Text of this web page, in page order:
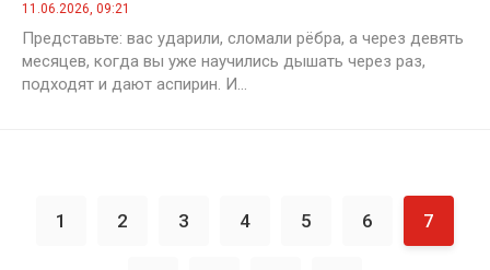
11.06.2026, 09:21
Представьте: вас ударили, сломали рёбра, а через девять
месяцев, когда вы уже научились дышать через раз,
подходят и дают аспирин. И...
1 2 3 4 5 6 7